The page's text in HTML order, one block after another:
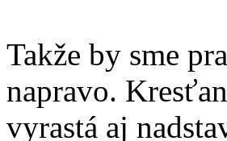
Takže by sme
napravo.
vyrastá aj